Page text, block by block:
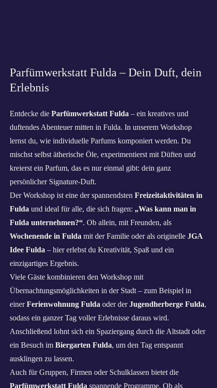
Parfümwerkstatt Fulda – Dein Duft, dein
Erlebnis
Entdecke die Parfümwerkstatt Fulda – ein kreatives und
duftendes Abenteuer mitten in Fulda. In unserem Workshop
lernst du, wie individuelle Parfums komponiert werden. Du
mischst selbst ätherische Öle, experimentierst mit Düften und
kreierst ein Parfum, das es nur einmal gibt: dein ganz
persönlicher Signature-Duft.
Der Workshop ist eine der spannendsten Freizeitaktivitäten in
Fulda und ideal für alle, die sich fragen: „Was kann man in
Fulda unternehmen?“. Ob allein, mit Freunden, als
Wochenende in Fulda mit der Familie oder als originelle JGA
Idee Fulda – hier erlebst du Kreativität, Spaß und ein
einzigartiges Ergebnis.
Viele Gäste kombinieren den Workshop mit
Übernachtungsmöglichkeiten in der Stadt – zum Beispiel in
einerFerienwohnung Fulda oder derJugendherberge Fulda,
sodass ein ganzer Tag voller Erlebnisse daraus wird.
Anschließend lohnt sich ein Spaziergang durch die Altstadt oder
ein Besuch im Biergarten Fulda, um den Tag entspannt
ausklingen zu lassen.
Auch für Gruppen, Firmen oder Schulklassen bietet die
Parfümwerkstatt Fulda spannende Programme. Ob als